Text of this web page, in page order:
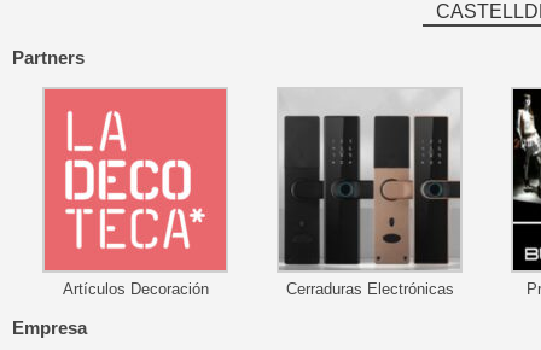
Partners
Artículos Decoración Cerraduras Electrónicas
Empresa